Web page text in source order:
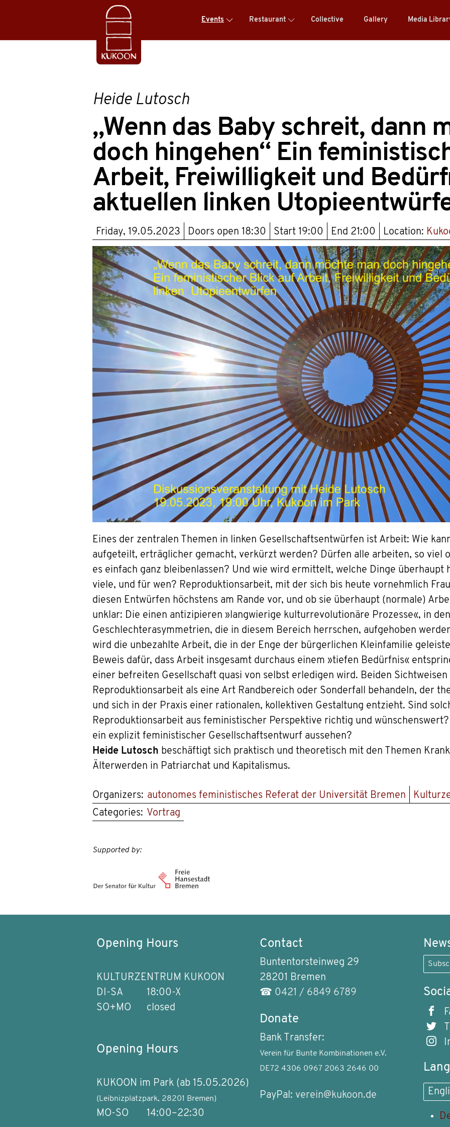
Events Restaurant Collective Gallery Media
Heide Lutosch
„Wenn das Baby schreit, dann
doch hingehen“ Ein
Arbeit, Freiwilligkeit und
aktuellen linken
Friday, 19.05.2023 Doors open 18:30 Start 19:00 End 21:00 Location:
Eines der zentralen Themen in linken Gesellschaftsentwürfen ist Arbeit: Wie
aufgeteilt, erträglicher gemacht, verkürzt werden? Dürfen alle arbeiten, so viel
es einfach ganz bleibenlassen? Und wie wird ermittelt, welche Dinge überhaupt
viele, und für wen? Reproduktionsarbeit, mit der sich bis heute vornehmlich
diesen Entwürfen höchstens am Rande vor, und ob sie überhaupt (normale)
unklar: Die einen antizipieren »langwierige kulturrevolutionäre Prozesse«, in
Geschlechterasymmetrien, die in diesem Bereich herrschen, aufgehoben
wird die unbezahlte Arbeit, die in der Enge der bürgerlichen Kleinfamilie
Beweis dafür, dass Arbeit insgesamt durchaus einem »tiefen Bedürfnis«
einer befreiten Gesellschaft quasi von selbst erledigen wird. Beiden Sichtweisen
Reproduktionsarbeit als eine Art Randbereich oder Sonderfall behandeln, der
und sich in der Praxis einer rationalen, kollektiven Gestaltung entzieht. Sind
Reproduktionsarbeit aus feministischer Perspektive richtig und
ein explizit feministischer Gesellschaftsentwurf aussehen?
Heide Lutosch beschäftigt sich praktisch und theoretisch mit den Themen
Älterwerden in Patriarchat und Kapitalismus.
Organizers: autonomes feministisches Referat der Universität Bremen
Categories: Vortrag
Supported by:
Opening Hours
KULTURZENTRUM KUKOON
DI-SA
18:00-X
SO+MO
closed
Opening Hours
KUKOON im Park (ab 15.05.2026)
(Leibnizplatzpark, 28201 Bremen)
MO-SO 14:00–22:30
Contact
Buntentorsteinweg 29
28201 Bremen
☎ 0421 / 6849 6789
Donate
Bank Transfer:
Verein für Bunte Kombinationen e.V.
DE72 4306 0967 2063 2646 00
PayPal: verein@kukoon.de